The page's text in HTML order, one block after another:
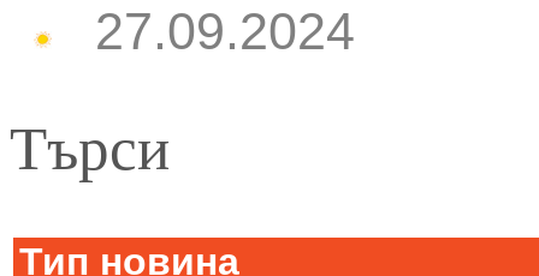
27.09.2024
Търси
Тип новина